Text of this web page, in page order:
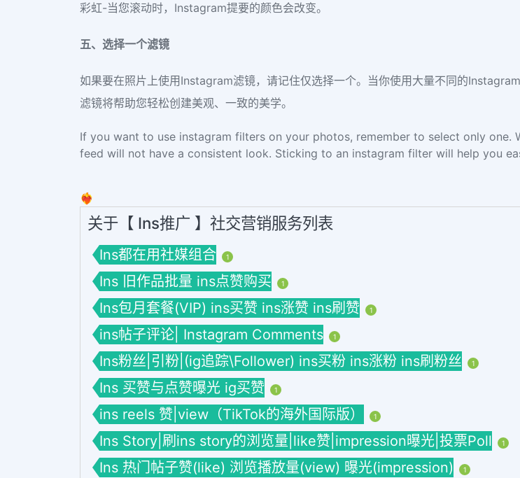
彩虹-当您滚动时，Instagram提要的颜色会改变。
五、选择一个滤镜
如果要在照片上使用Instagram滤镜，请记住仅选择一个。当你使用大量不同的
滤镜将帮助您轻松创建美观、一致的美学。
If you want to use instagram filters on your photos, remember to select only
feed will not have a consistent look. Sticking to an instagram filter will help you
❤️‍🔥
关于【 Ins推广 】社交营销服务列表
Ins都在用社媒组合 1
Ins 旧作品批量 ins点赞购买 1
Ins包月套餐(VIP) ins买赞 ins涨赞 ins刷赞 1
ins帖子评论| Instagram Comments 1
Ins粉丝|引粉|(ig追踪\Follower) ins买粉 ins涨粉 ins刷粉丝 1
Ins 买赞与点赞曝光 ig买赞 1
ins reels 赞|view（TikTok的海外国际版） 1
Ins Story|刷ins story的浏览量|like赞|impression曝光|投票Poll 1
Ins 热门帖子赞(like) 浏览播放量(view) 曝光(impression) 1